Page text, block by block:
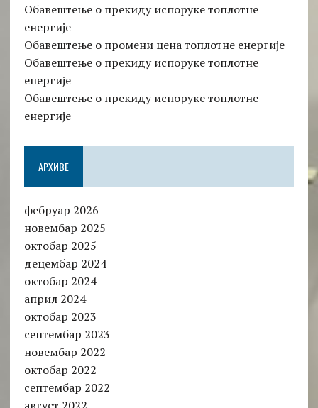
Обавештење о прекиду испоруке топлотне
енергије
Обавештење о промени цена топлотне енергије
Обавештење о прекиду испоруке топлотне
енергије
Обавештење о прекиду испоруке топлотне
енергије
АРХИВЕ
фебруар 2026
новембар 2025
октобар 2025
децембар 2024
октобар 2024
април 2024
октобар 2023
септембар 2023
новембар 2022
октобар 2022
септембар 2022
август 2022